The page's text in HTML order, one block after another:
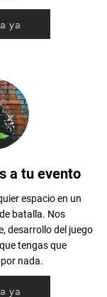
ya
a tu evento
espacio en un
batalla. Nos
desarrollo del juego
tengas que
nada.
ya